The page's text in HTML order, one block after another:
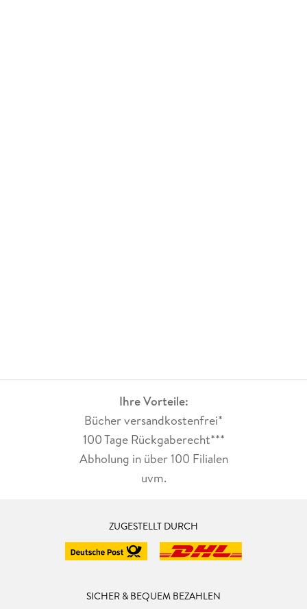
Ihre Vorteile:
Bücher versandkostenfrei*
100 Tage Rückgaberecht***
Abholung in über 100 Filialen
uvm.
ZUGESTELLT DURCH
SICHER & BEQUEM BEZAHLEN